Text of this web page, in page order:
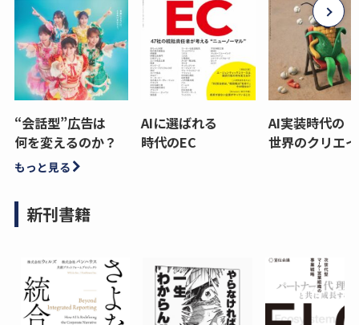
“会話型”広告は
何を変えるのか？
AIに選ばれる
時代のEC
AI実装時代の
世界のクリエ
もっと見る
新刊書籍